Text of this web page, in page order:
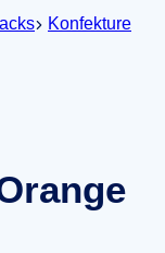
Konfekture